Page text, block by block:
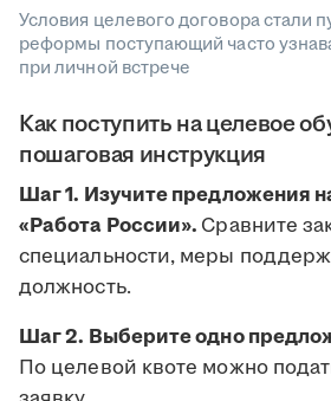
Условия целевого договора стали
реформы поступающий часто
при личной встрече
Как поступить на целевое
пошаговая инструкция
Шаг 1. Изучите предложения
«Работа России». Сравните
специальности, меры
должность.
Шаг 2. Выберите одно
По целевой квоте можно